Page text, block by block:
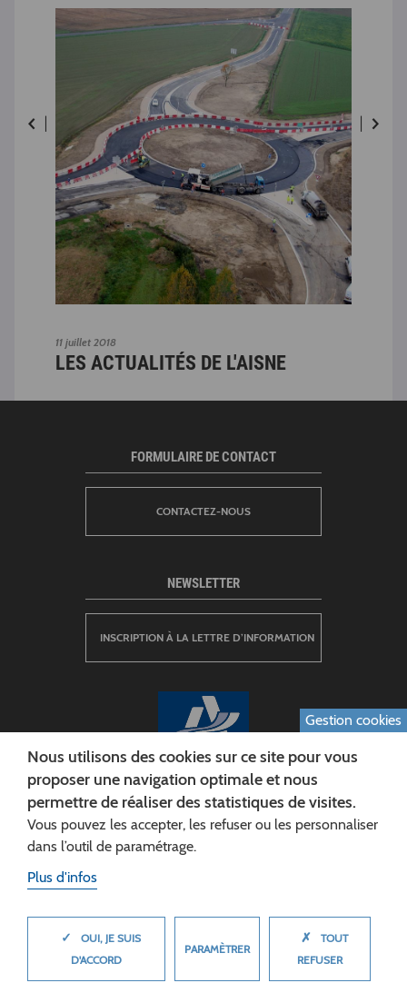
11 juillet 2018
LES ACTUALITÉS DE L'AISNE
CONSEIL DÉPARTEMENTAL DE L'AISNE
Siège :
FORMULAIRE DE CONTACT
CONTACTEZ-NOUS
NEWSLETTER
INSCRIPTION À LA LETTRE D’INFORMATION
Gestion cookies
Nous utilisons des cookies sur ce site pour vous
proposer une navigation optimale et nous
permettre de réaliser des statistiques de visites.
Vous pouvez les accepter, les refuser ou les personnaliser
dans l’outil de paramétrage.
Plus d'infos
✓
OUI, JE SUIS
D'ACCORD
PARAMÈTRER
✗
TOUT
REFUSER
MASQUER